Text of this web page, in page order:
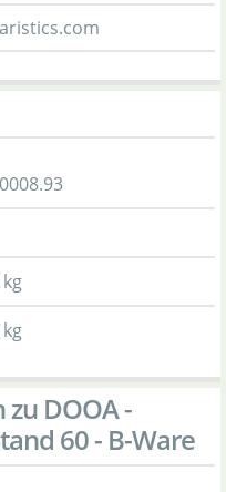
DOOA -
60 - B-Ware